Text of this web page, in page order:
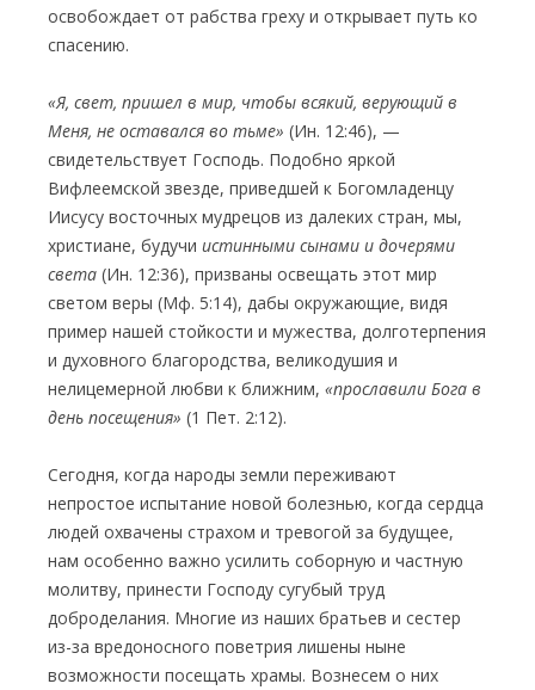
освобождает от рабства греху и открывает путь ко
спасению.
«Я, свет, пришел в мир, чтобы всякий, верующий в
Меня, не оставался во тьме» (Ин. 12:46), —
свидетельствует Господь. Подобно яркой
Вифлеемской звезде, приведшей к Богомладенцу
Иисусу восточных мудрецов из далеких стран, мы,
христиане, будучи истинными сынами и дочерями
света (Ин. 12:36), призваны освещать этот мир
светом веры (Мф. 5:14), дабы окружающие, видя
пример нашей стойкости и мужества, долготерпения
и духовного благородства, великодушия и
нелицемерной любви к ближним, «прославили Бога в
день посещения» (1 Пет. 2:12).
Сегодня, когда народы земли переживают
непростое испытание новой болезнью, когда сердца
людей охвачены страхом и тревогой за будущее,
нам особенно важно усилить соборную и частную
молитву, принести Господу сугубый труд
доброделания. Многие из наших братьев и сестер
из-за вредоносного поветрия лишены ныне
возможности посещать храмы. Вознесем о них